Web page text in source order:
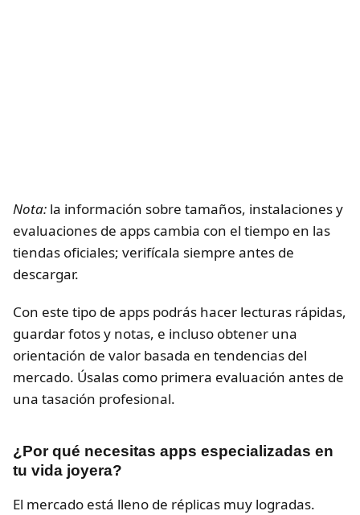
Nota: la información sobre tamaños, instalaciones y
evaluaciones de apps cambia con el tiempo en las
tiendas oficiales; verifícala siempre antes de
descargar.
Con este tipo de apps podrás hacer lecturas rápidas,
guardar fotos y notas, e incluso obtener una
orientación de valor basada en tendencias del
mercado. Úsalas como primera evaluación antes de
una tasación profesional.
¿Por qué necesitas apps especializadas en
tu vida joyera?
El mercado está lleno de réplicas muy logradas.